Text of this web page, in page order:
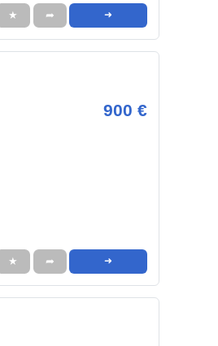
★ ➦ ➜
900 €
★ ➦ ➜